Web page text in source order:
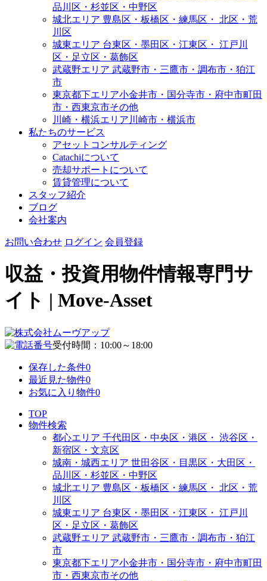
品川区・杉並区・中野区
城北エリア 豊島区・板橋区・練馬区・ 北区・荒
川区
城東エリア 台東区・墨田区・江東区・ 江戸川
区・足立区・葛飾区
武蔵野エリア 武蔵野市・三鷹市・調布市・ 狛江
市
東京都下エリア小金井市・国分寺市・府中市町田
市・西東京市その他
川崎・横浜エリア 川崎市・横浜市
私たちのサービス
アセットコンサルティング
Catachiについて
売却サポートについて
賃貸管理について
スタッフ紹介
ブログ
会社案内
お問い合わせ ログイン 会員登録
収益・投資用物件情報専門サ
イト | Move-Asset
受付時間：10:00～18:00
保存した条件0
最近見た物件0
お気に入り物件0
TOP
物件検索
都心エリア 千代田区・中央区・港区・ 渋谷区・
新宿区・文京区
城南・城西エリア 世田谷区・目黒区・大田区・
品川区・杉並区・中野区
城北エリア 豊島区・板橋区・練馬区・ 北区・荒
川区
城東エリア 台東区・墨田区・江東区・ 江戸川
区・足立区・葛飾区
武蔵野エリア 武蔵野市・三鷹市・調布市・ 狛江
市
東京都下エリア小金井市・国分寺市・府中市町田
市・西東京市その他